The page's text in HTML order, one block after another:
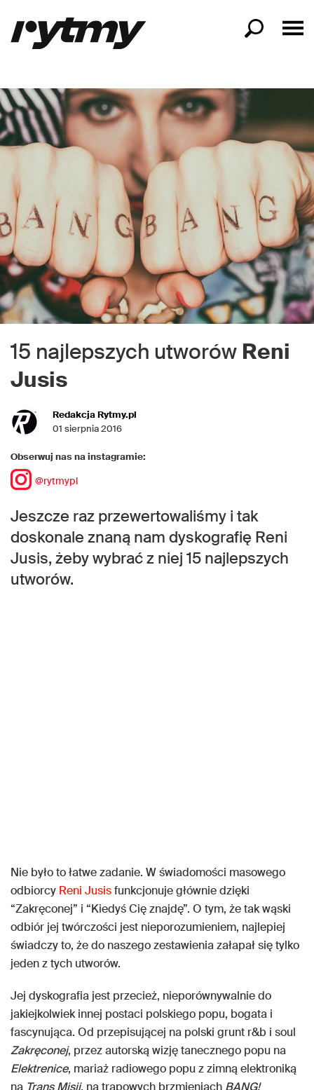
15 najlepszych utworów Reni
Jusis
Redakcja Rytmy.pl
01 sierpnia 2016
Obserwuj nas na instagramie:
@rytmypl
Jeszcze raz przewertowaliśmy i tak
doskonale znaną nam dyskografię Reni
Jusis, żeby wybrać z niej 15 najlepszych
utworów.
Nie było to łatwe zadanie. W świadomości masowego
odbiorcy Reni Jusisfunkcjonuje głównie dzięki
“Zakręconej” i “Kiedyś Cię znajdę”. O tym, że tak wąski
odbiór jej twórczości jest nieporozumieniem, najlepiej
świadczy to, że do naszego zestawienia załapał się tylko
jeden z tych utworów.
Jej dyskografia jest przecież, nieporównywalnie do
jakiejkolwiek innej postaci polskiego popu, bogata i
fascynująca. Od przepisującej na polski grunt r&b i soul
Zakręconej, przez autorską wizję tanecznego popu na
Elektrenice, mariaż radiowego popu z zimną elektroniką
na Trans Misji, na trapowych brzmieniach BANG!